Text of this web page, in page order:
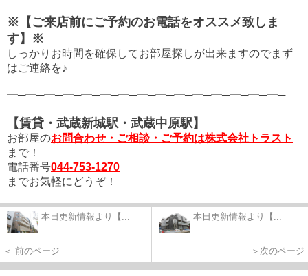
※【ご来店前にご予約のお電話をオススメ致しま
す】※
しっかりお時間を確保してお部屋探しが出来ますのでまず
はご連絡を♪
━─━─━─━─━─━─━─━─━─━─━─━─━─━─━─
【賃貸・武蔵新城駅・武蔵中原駅】
お部屋のお問合わせ・ご相談・ご予約は株式会社トラスト
まで！
電話番号044-753-1270
までお気軽にどうぞ！
本日更新情報より【...
＜ 前のページ
本日更新情報より【...
＞次のページ